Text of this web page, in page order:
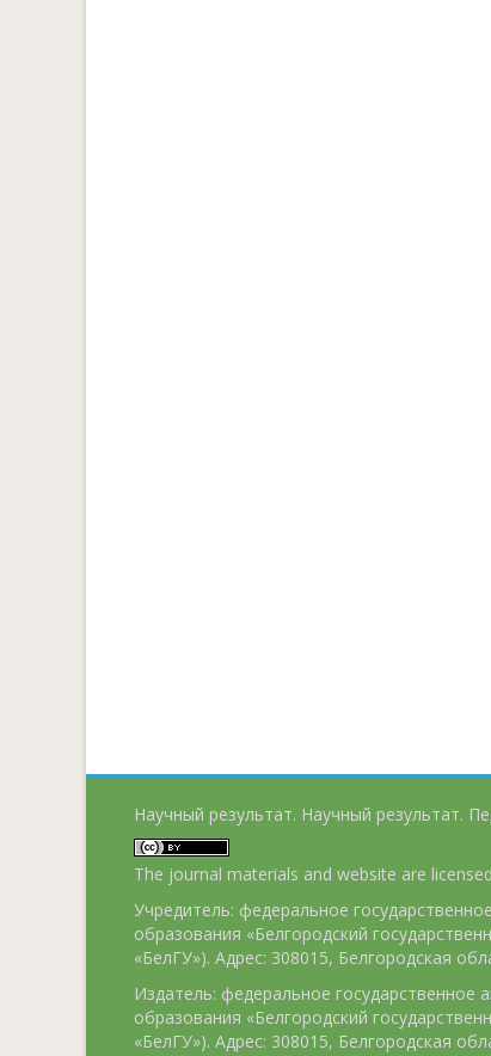
Научный результат. Научный результат.
The journal materials and website are
Учредитель: федеральное
образования «Белгородский
«БелГУ»). Адрес: 308015, Белгородская
Издатель: федеральное
образования «Белгородский
«БелГУ»). Адрес: 308015, Белгородская